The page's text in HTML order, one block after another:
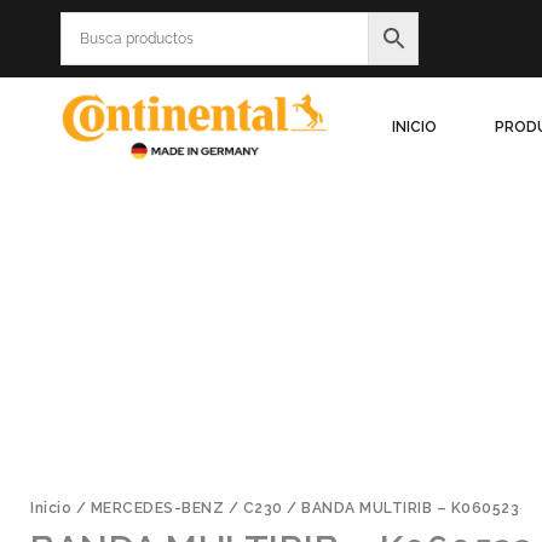
INICIO
Inicio / MERCEDES-BENZ / C230 / BANDA MULTIRIB – K060523